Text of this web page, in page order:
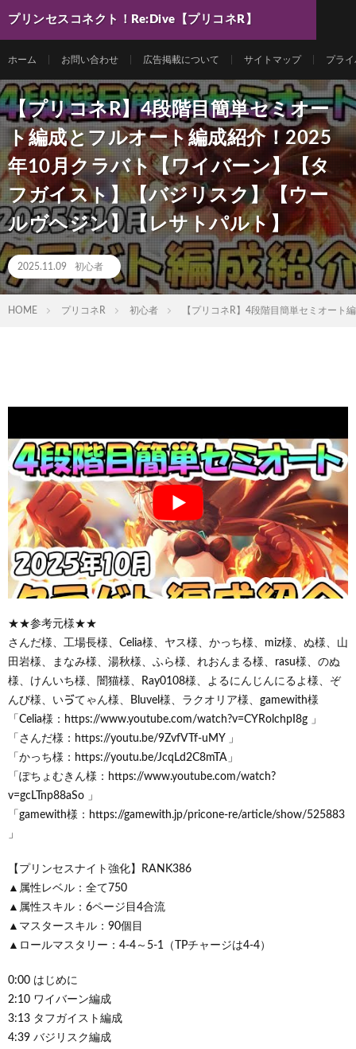
プリンセスコネクト！Re:Dive【プリコネR】
ホーム お問い合わせ 広告掲載について サイトマップ プラ
【プリコネR】4段階目簡単セミオー
ト編成とフルオート編成紹介！2025
年10月クラバト【ワイバーン】【タ
フガイスト】【バジリスク】【ウー
ルヴヘジン】【レサトパルト】
2025.11.09 初心者
HOME プリコネR 初心者 【プリコネR】4段階目簡単セミオート
★★参考元様★★
さんだ様、工場長様、Celia様、ヤス様、かっち様、miz様、ぬ様、山
田岩様、まなみ様、湯秋様、ふら様、れおんまる様、rasu様、のぬ
様、けんいち様、闇猫様、Ray0108様、よるにんじんにるよ様、ぞ
んび様、いゔてゃん様、Bluvel様、ラクオリア様、gamewith様
「Celia様：https://www.youtube.com/watch?v=CYRolchpI8g 」
「さんだ様：https://youtu.be/9ZvfVTf-uMY 」
「かっち様：https://youtu.be/JcqLd2C8mTA」
「ぽちょむきん様：https://www.youtube.com/watch?
v=gcLTnp88aSo 」
「gamewith様：https://gamewith.jp/pricone-re/article/show/525883
」
【プリンセスナイト強化】RANK386
▲属性レベル：全て750
▲属性スキル：6ページ目4合流
▲マスタースキル：90個目
▲ロールマスタリー：4-4～5-1（TPチャージは4-4）
0:00 はじめに
2:10 ワイバーン編成
3:13 タフガイスト編成
4:39 バジリスク編成